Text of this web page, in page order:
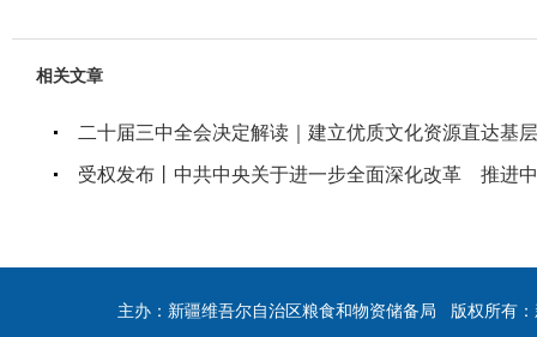
相关文章
二十届三中全会决定解读｜建立优质文化资源直达基
受权发布丨中共中央关于进一步全面深化改革 推进
主办：新疆维吾尔自治区粮食和物资储备局 版权所有